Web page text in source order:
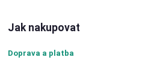
Jak nakupovat
Doprava a platba